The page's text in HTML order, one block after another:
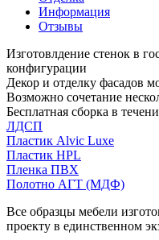
Информация
Отзывы
Изготовлдение стенок в
конфигурации
Декор и отделку фасадов
Возможно сочетание
Бесплатная сборка в
ЛДСП
Пластик Alvic Luxe
Пластик HPL
Пленка ПВХ
Полотно АГТ (МДФ)
Все образцы мебели
проекту в единственном